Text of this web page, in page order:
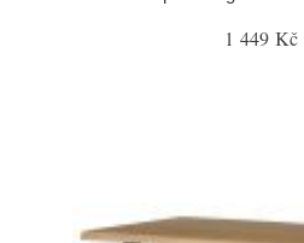
1 449 Kč